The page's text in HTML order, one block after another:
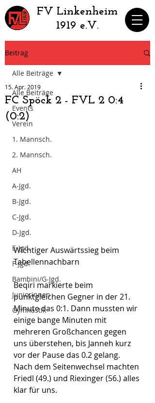
​FV Linkenheim
1919 e.V.
Beitrag
Alle Beiträge
Events
Verein
1. Mannsch.
2. Mannsch.
AH
A-Jgd.
B-Jgd.
C-Jgd.
D-Jgd.
E-Jgd.
F-Jgd.
Bambini/G-Jgd.
Juniorinnen
Gymnastik
Alle Beiträge
FC Spöck 2 - FVL 2 0:4
(0:2)
15. Apr. 2019
Wichtiger Auswärtssieg beim
Tabellennachbarn
Beqiri markierte beim
punktgleichen Gegner in der 21.
Minute das 0:1. Dann mussten wir
einige bange Minuten mit
mehreren Großchancen gegen
uns überstehen, bis Janneh kurz
vor der Pause das 0.2 gelang.
Nach dem Seitenwechsel machten
Friedl (49.) und Riexinger (56.) alles
klar für uns.